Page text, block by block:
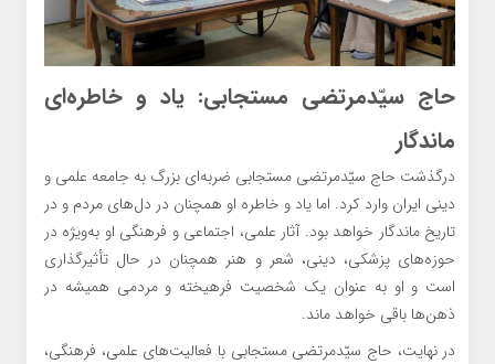
حاج سیّدمرتضی مستجابی: یاد و خاطره‌ای
ماندگار
درگذشت حاج سیّدمرتضی مستجابی ضربه‌ای بزرگ به جامعه علمی و
دینی ایران وارد کرد. اما یاد و خاطره او همچنان در دل‌های مردم و در
تاریخ ماندگار خواهد بود. آثار علمی، اجتماعی و فرهنگی او به‌ویژه در
حوزه‌های پزشکی، دینی، شعر و هنر همچنان در حال تأثیرگذاری
است و او به عنوان یک شخصیت فرهیخته و مردمی همیشه در
ذهن‌ها باقی خواهد ماند.
در نهایت، حاج سیّدمرتضی مستجابی با فعالیت‌های علمی، فرهنگی،